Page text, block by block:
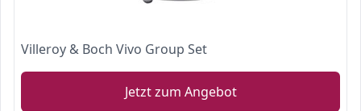
Villeroy & Boch Vivo Group Set
Jetzt zum Angebot